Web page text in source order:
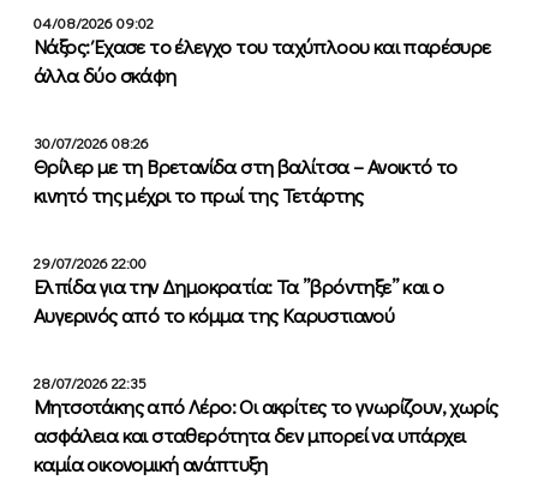
04/08/2026 09:02
Νάξος: Έχασε το έλεγχο του ταχύπλοου και παρέσυρε
άλλα δύο σκάφη
30/07/2026 08:26
Θρίλερ με τη Βρετανίδα στη βαλίτσα – Ανοικτό το
κινητό της μέχρι το πρωί της Τετάρτης
29/07/2026 22:00
Ελπίδα για την Δημοκρατία: Τα ”βρόντηξε” και ο
Αυγερινός από το κόμμα της Καρυστιανού
28/07/2026 22:35
Μητσοτάκης από Λέρο: Οι ακρίτες το γνωρίζουν, χωρίς
ασφάλεια και σταθερότητα δεν μπορεί να υπάρχει
καμία οικονομική ανάπτυξη